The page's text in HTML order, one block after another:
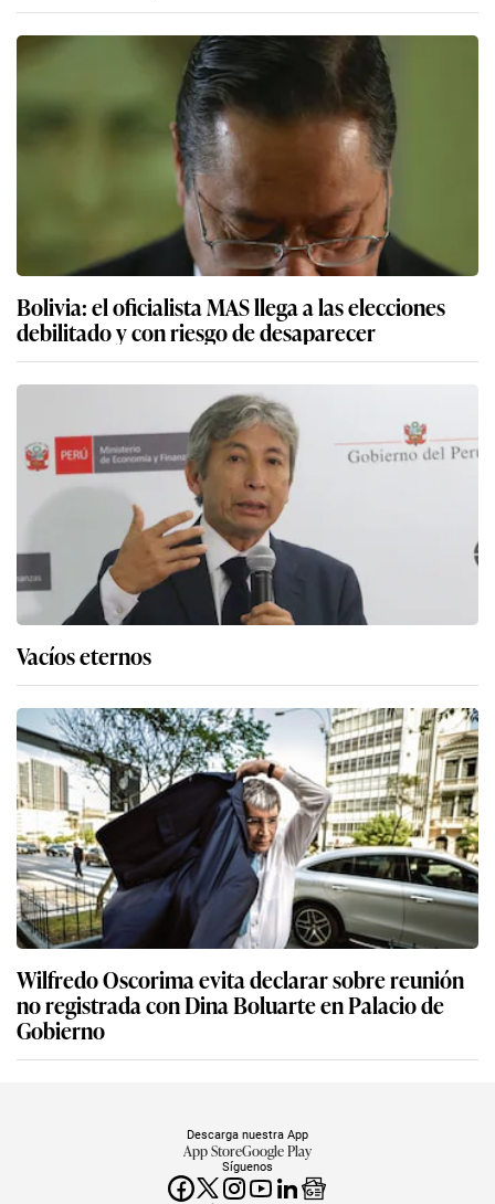
Bolivia: el oficialista MAS llega a las elecciones
debilitado y con riesgo de desaparecer
Vacíos eternos
Wilfredo Oscorima evita declarar sobre reunión
no registrada con Dina Boluarte en Palacio de
Gobierno
Síguenos
Descarga nuestra App
App StoreGoogle Play